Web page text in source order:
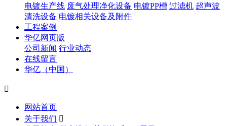
电镀生产线 废气处理净化设备 电镀PP槽 过滤机 超声波
清洗设备 电镀相关设备及附件
工程案例
华亿网页版
公司新闻 行业动态
在线留言
华亿（中国）

网站首页
关于我们 